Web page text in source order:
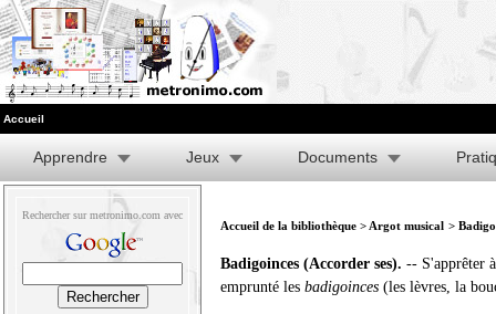
Accueil
Apprendre Jeux Documents
Rechercher sur metronimo.com avec
Accueil de la bibliothèque > Argot musical >
Badigoinces (Accorder ses). -- S'apprêter
emprunté les badigoinces (les lèvres, la